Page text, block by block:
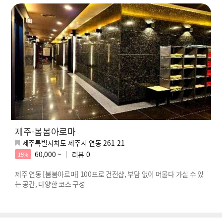
제주-봄봄아로마
제주특별자치도 제주시 연동 261-21
15% 60,000 ~ 리뷰 0
제주 연동 [봄봄아로마] 100프로 건전샵, 부담 없이 머물다 가실 수 있
는 공간, 다양한 코스 구성